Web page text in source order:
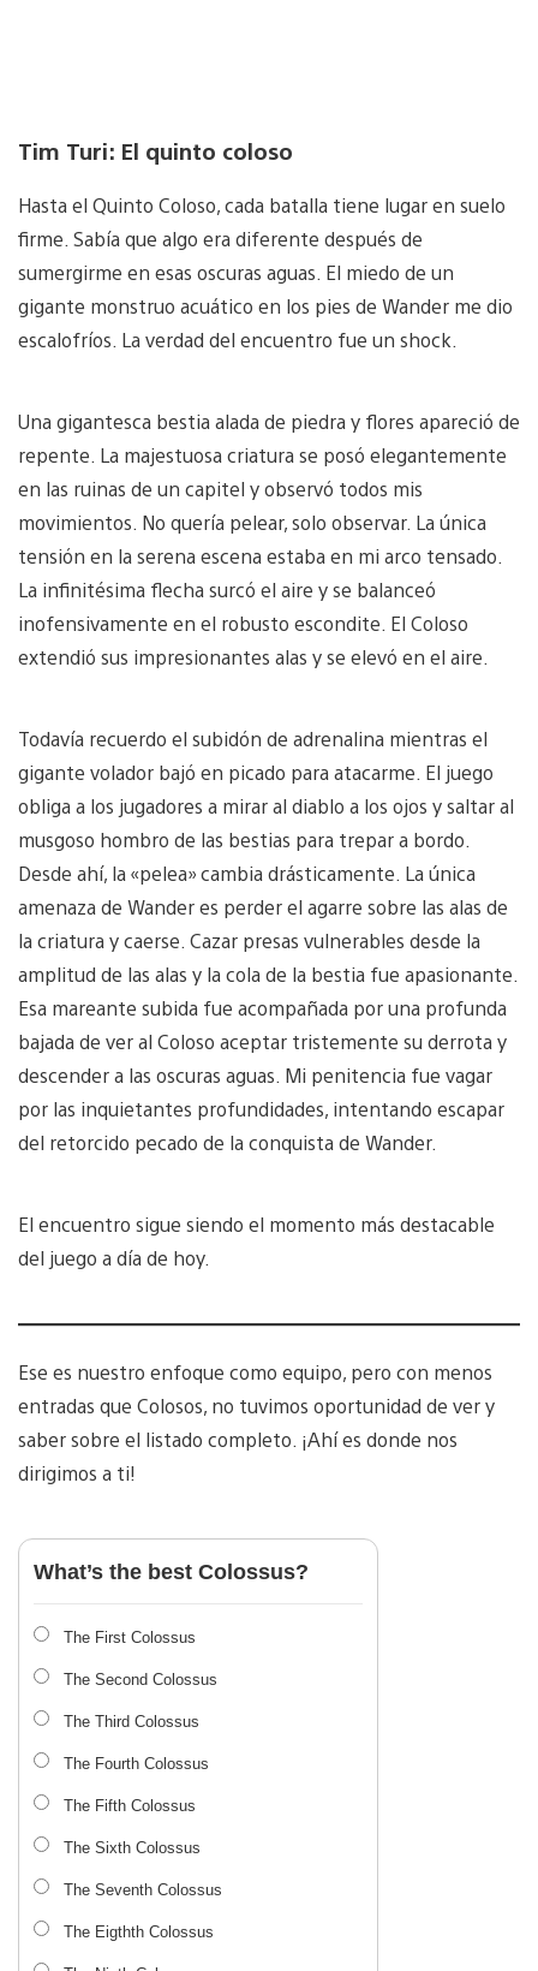
Tim Turi: El quinto coloso
Hasta el Quinto Coloso, cada batalla tiene lugar en suelo
firme. Sabía que algo era diferente después de
sumergirme en esas oscuras aguas. El miedo de un
gigante monstruo acuático en los pies de Wander me dio
escalofríos. La verdad del encuentro fue un shock.
Una gigantesca bestia alada de piedra y flores apareció de
repente. La majestuosa criatura se posó elegantemente
en las ruinas de un capitel y observó todos mis
movimientos. No quería pelear, solo observar. La única
tensión en la serena escena estaba en mi arco tensado.
La infinitésima flecha surcó el aire y se balanceó
inofensivamente en el robusto escondite. El Coloso
extendió sus impresionantes alas y se elevó en el aire.
Todavía recuerdo el subidón de adrenalina mientras el
gigante volador bajó en picado para atacarme. El juego
obliga a los jugadores a mirar al diablo a los ojos y saltar al
musgoso hombro de las bestias para trepar a bordo.
Desde ahí, la «pelea» cambia drásticamente. La única
amenaza de Wander es perder el agarre sobre las alas de
la criatura y caerse. Cazar presas vulnerables desde la
amplitud de las alas y la cola de la bestia fue apasionante.
Esa mareante subida fue acompañada por una profunda
bajada de ver al Coloso aceptar tristemente su derrota y
descender a las oscuras aguas. Mi penitencia fue vagar
por las inquietantes profundidades, intentando escapar
del retorcido pecado de la conquista de Wander.
El encuentro sigue siendo el momento más destacable
del juego a día de hoy.
Ese es nuestro enfoque como equipo, pero con menos
entradas que Colosos, no tuvimos oportunidad de ver y
saber sobre el listado completo. ¡Ahí es donde nos
dirigimos a ti!
What’s the best Colossus?
The First Colossus
The Second Colossus
The Third Colossus
The Fourth Colossus
The Fifth Colossus
The Sixth Colossus
The Seventh Colossus
The Eigthth Colossus